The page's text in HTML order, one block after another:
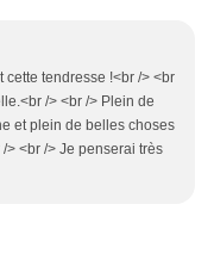
tendresse !<br /> <br
/> <br /> Plein de
et plein de belles choses
> <br /> Je penserai très